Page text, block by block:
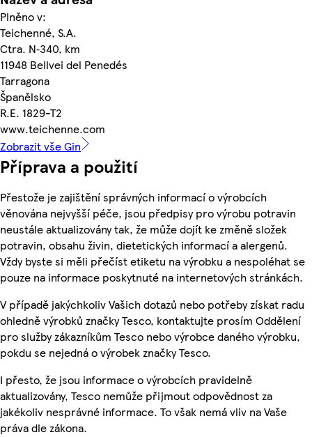
Plněno v:
Teichenné, S.A.
Ctra. N‑340, km
11948 Bellvei del Penedés
Tarragona
Španělsko
R.E. 1829-T2
www.teichenne.com
Zobrazit vše Gin
Příprava a použití
Přestože je zajištění správných informací o výrobcích
věnována nejvyšší péče, jsou předpisy pro výrobu potravin
neustále aktualizovány tak, že může dojít ke změně složek
potravin, obsahu živin, dietetických informací a alergenů.
Vždy byste si měli přečíst etiketu na výrobku a nespoléhat se
pouze na informace poskytnuté na internetových stránkách.
V případě jakýchkoliv Vašich dotazů nebo potřeby získat radu
ohledně výrobků značky Tesco, kontaktujte prosím Oddělení
pro služby zákazníkům Tesco nebo výrobce daného výrobku,
pokdu se nejedná o výrobek značky Tesco.
I přesto, že jsou informace o výrobcích pravidelně
aktualizovány, Tesco nemůže přijmout odpovědnost za
jakékoliv nesprávné informace. To však nemá vliv na Vaše
práva dle zákona.